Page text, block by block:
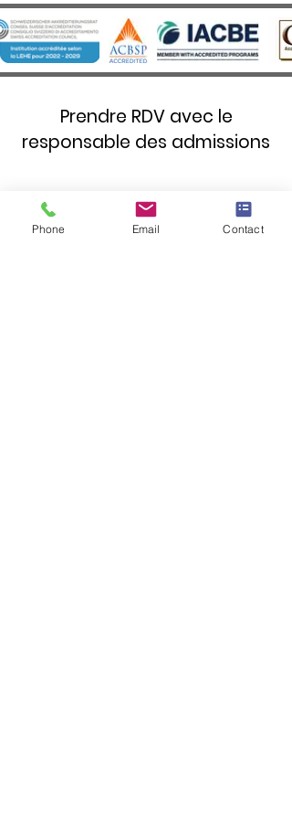
Prendre RDV avec le
responsable des admissions
Prénom
Phone Email Contact